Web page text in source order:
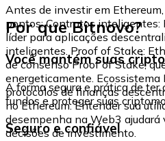
Antes de investir em
pontos: Contratos inteligentes:
líder para aplicações
inteligentes. Proof of Stake:
de consenso Proof of Stake,
energeticamente. Ecossistema
protocolos de finanças
no Ethereum. Entender sua
desempenha na Web3 ajudará
decisões de investimento.
Por que Bitnovo?
Você mantém suas
A forma segura e prática de
fundos e proteger suas
Seguro e confiável